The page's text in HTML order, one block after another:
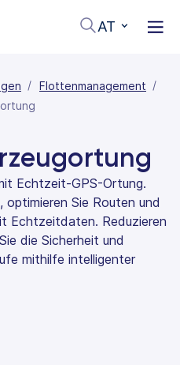
AT
Flottenmanagement
Echtzeit-GPS-Ortung.
Sie Routen und
Echtzeitdaten. Reduzieren
die Sicherheit und
mithilfe intelligenter